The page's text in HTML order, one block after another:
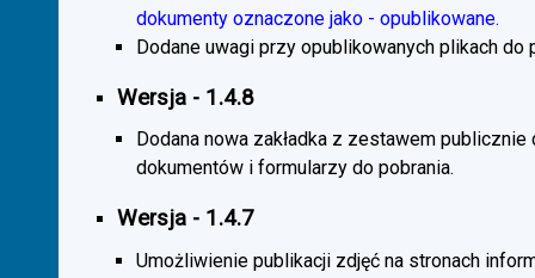
dokumenty oznaczone jako - opublikowane.
Dodane uwagi przy opublikowanych plikach do
Wersja - 1.4.8
Dodana nowa zakładka z zestawem publicznie
dokumentów i formularzy do pobrania.
Wersja - 1.4.7
Umożliwienie publikacji zdjęć na stronach